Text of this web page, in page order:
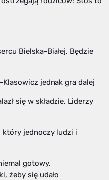
Bielska-Białej. Będzie
jednak gra dalej
się w składzie. Liderzy
który jednoczy ludzi i
gotowy.
żeby się udało